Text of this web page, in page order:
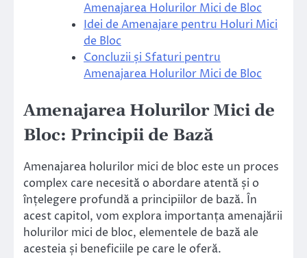
Amenajarea Holurilor Mici de Bloc
Idei de Amenajare pentru Holuri Mici
de Bloc
Concluzii și Sfaturi pentru
Amenajarea Holurilor Mici de Bloc
Amenajarea Holurilor Mici de
Bloc: Principii de Bază
Amenajarea holurilor mici de bloc este un proces
complex care necesită o abordare atentă și o
înțelegere profundă a principiilor de bază. În
acest capitol, vom explora importanța amenajării
holurilor mici de bloc, elementele de bază ale
acesteia și beneficiile pe care le oferă.